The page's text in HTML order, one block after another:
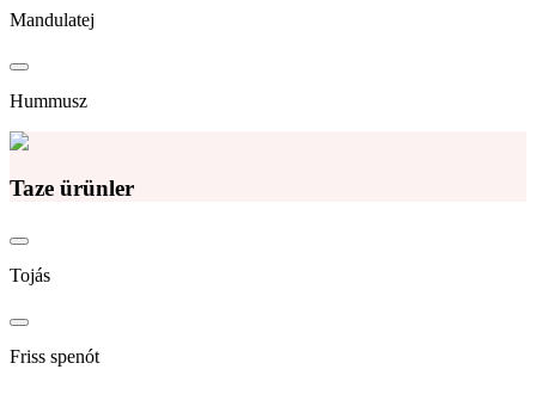
Mandulatej
Hummusz
Taze ürünler
Tojás
Friss spenót